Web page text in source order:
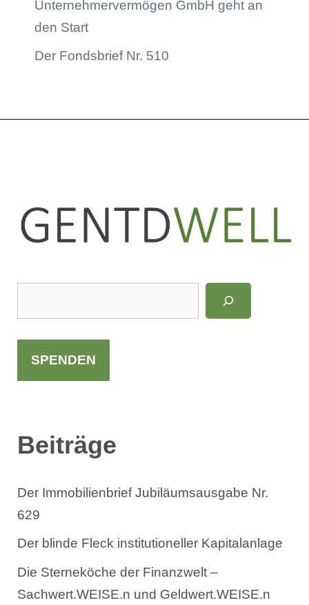
Unternehmervermögen GmbH geht an
den Start
Der Fondsbrief Nr. 510
u
c
e
SPENDEN
Beiträge
Der Immobilienbrief Jubiläumsausgabe Nr.
629
Der blinde Fleck institutioneller Kapitalanlage
Die Sterneköche der Finanzwelt –
Sachwert.WEISE.n und Geldwert.WEISE.n